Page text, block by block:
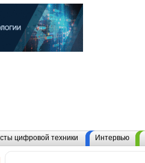
цифровой техники Интервью